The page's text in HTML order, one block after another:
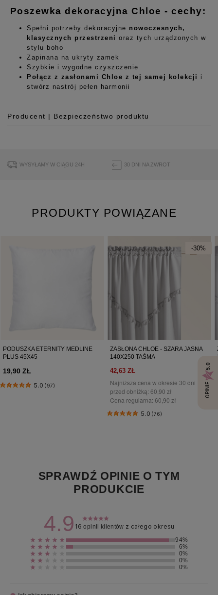
Poszewka dekoracyjna Chloe - cechy:
Spełni potrzeby dekoracyjne nowoczesnych,
klasycznych przestrzeni oraz tych urządzonych w
stylu boho
Zapinana na ukryty zamek
Szybkie i wygodne czyszczenie
Połącz z zasłonami Chloe z tej samej kolekcji i
stwórz nastrój pełen harmonii
Producent | Bezpieczeństwo produktu
ul. Buforowa 125/H-10a
Pobierz instrukcję bezpieczeństwa produktu
WYSYŁAMY W CIĄGU 24H 30 DNI NA ZWROT
SPRAWDŹ OPINIE O TYM
PRODUKCIE
4.9 16 opinii klientów z całego okresu
94%
6%
0%
0%
0%
PRODUKTY POWIĄZANE
PODUSZKA ETERNITY MEDLINE
PLUS 45X45
19,90 ZŁ
5.0 (97)
-30%
ZASŁONA CHLOE - SZARA JASNA
140X250 TAŚMA
42,63 ZŁ
Najniższa cena w okresie 30 dni
przed obniżką:60,90 zł
Cena regularna:60,90 zł
5.0 (76)
OPINIE
5.0